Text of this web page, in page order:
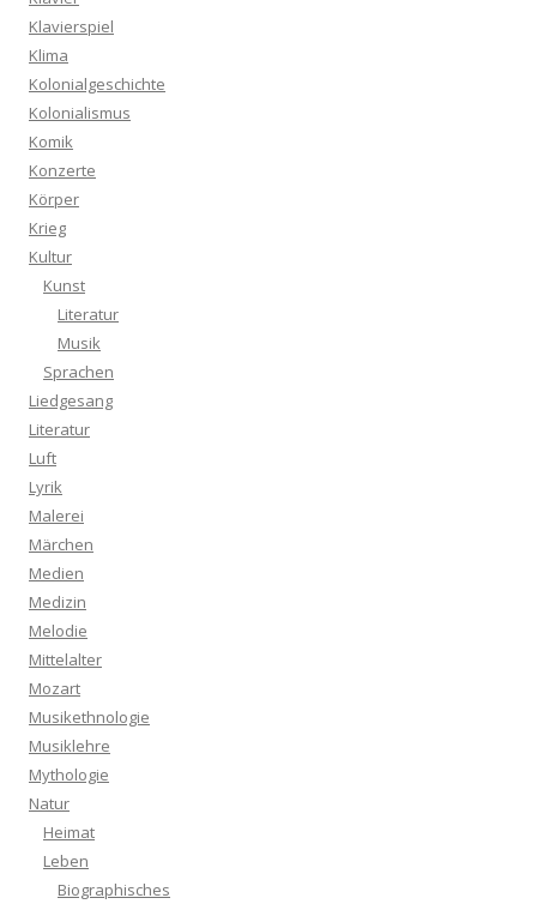
Klavierspiel
Klima
Kolonialgeschichte
Kolonialismus
Komik
Konzerte
Körper
Krieg
Kultur
Kunst
Literatur
Musik
Sprachen
Liedgesang
Literatur
Luft
Lyrik
Malerei
Märchen
Medien
Medizin
Melodie
Mittelalter
Mozart
Musikethnologie
Musiklehre
Mythologie
Natur
Heimat
Leben
Biographisches